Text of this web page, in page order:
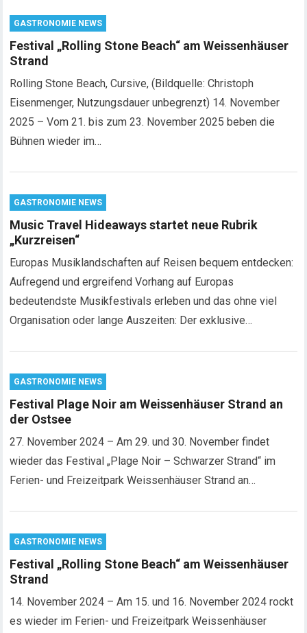
GASTRONOMIE NEWS
Festival „Rolling Stone Beach“ am Weissenhäuser
Strand
Rolling Stone Beach, Cursive, (Bildquelle: Christoph
Eisenmenger, Nutzungsdauer unbegrenzt) 14. November
2025 – Vom 21. bis zum 23. November 2025 beben die
Bühnen wieder im…
GASTRONOMIE NEWS
Music Travel Hideaways startet neue Rubrik
„Kurzreisen“
Europas Musiklandschaften auf Reisen bequem entdecken:
Aufregend und ergreifend Vorhang auf Europas
bedeutendste Musikfestivals erleben und das ohne viel
Organisation oder lange Auszeiten: Der exklusive…
GASTRONOMIE NEWS
Festival Plage Noir am Weissenhäuser Strand an
der Ostsee
27. November 2024 – Am 29. und 30. November findet
wieder das Festival „Plage Noir – Schwarzer Strand“ im
Ferien- und Freizeitpark Weissenhäuser Strand an…
GASTRONOMIE NEWS
Festival „Rolling Stone Beach“ am Weissenhäuser
Strand
14. November 2024 – Am 15. und 16. November 2024 rockt
es wieder im Ferien- und Freizeitpark Weissenhäuser